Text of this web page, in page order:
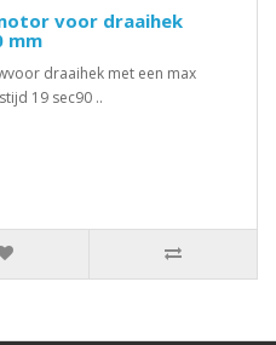
voor draaihek
mm
draaihek met een max
19 sec90 ..